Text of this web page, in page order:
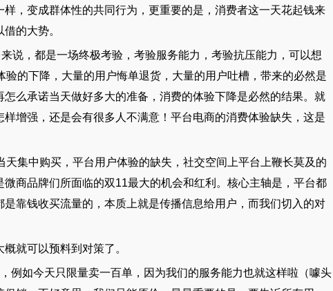
，变成群体性的共同行为，更重要的是，消费者这一天花起钱来
的大势。
说，都是一场终极考验，考验服务能力，考验抗压能力，可以想
验的下降，大量的用户悔单退货，大量的用户吐槽，带来的必然是
么承诺当天做好多大的准备，消费的体验下降是必然的结果。就
增强，还是会有很多人不满意！平台电商的消费体验缺失，这是
天集中购买，平台用户体验的缺失，社交空间上平台上鞭长莫及的
商品牌们所面临的双11最大的机会和红利。核心主轴是，平台都
靠钱收买流量的，本质上就是传播信息给用户，而我们切入的对
就可以预料到对策了。
例如今天只限量卖一百单，因为我们的服务能力也就这样啦（噱头